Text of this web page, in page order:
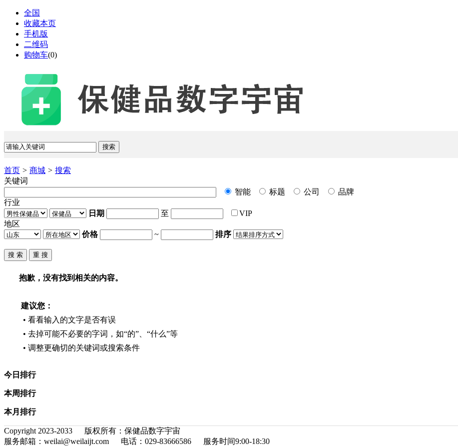
全国
收藏本页
手机版
二维码
购物车(0)
首页 > 商城 > 搜索
关键词
智能
标题 公司
品牌
行业
日期
至
VIP
地区
价格
~ 排序
抱歉，没有找到相关的内容。
建议您：
• 看看输入的文字是否有误
• 去掉可能不必要的字词，如“的”、“什么”等
• 调整更确切的关键词或搜索条件
今日排行
本周排行
本月排行
Copyright 2023-2033 版权所有：保健品数字宇宙
服务邮箱：weilai@weilaijt.com 电话：029-83666586 服务时间9:00-18:30